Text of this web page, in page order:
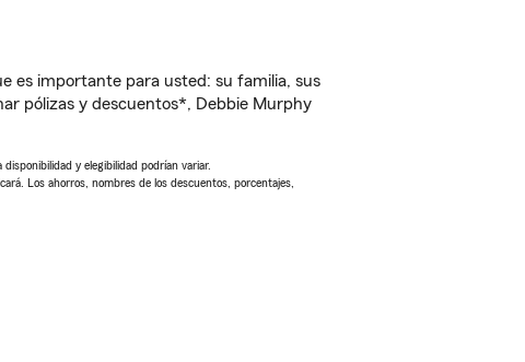
es importante para usted: su familia, sus
pólizas y descuentos*, Debbie Murphy
y elegibilidad podrían variar.
Los ahorros, nombres de los descuentos, porcentajes,